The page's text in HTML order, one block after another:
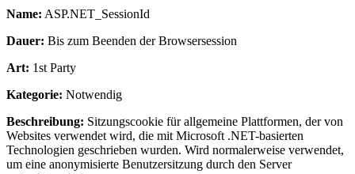
Name: ASP.NET_SessionId
Dauer: Bis zum Beenden der Browsersession
Art: 1st Party
Kategorie: Notwendig
Beschreibung: Sitzungscookie für allgemeine Plattformen, der von
Websites verwendet wird, die mit Microsoft .NET-basierten
Technologien geschrieben wurden. Wird normalerweise verwendet,
um eine anonymisierte Benutzersitzung durch den Server